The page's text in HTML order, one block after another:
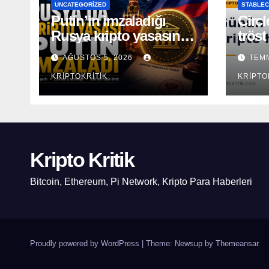
UNCATEGORIZED
Putin’in imzaladığı
Rusya kripto yasasının
kapsamı açıklandı
AĞUSTOS 5, 2026
KRIPTOKRITIK
tröst
Kripto Kritik
Bitcoin, Ethereum, Pi Network, Kripto Para Haberleri
Proudly powered by WordPress Theme: Newsup by Themeansar.